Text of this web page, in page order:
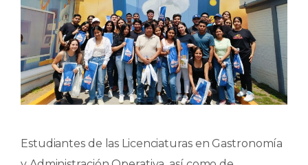
Estudiantes de las Licenciaturas en Gastronomía